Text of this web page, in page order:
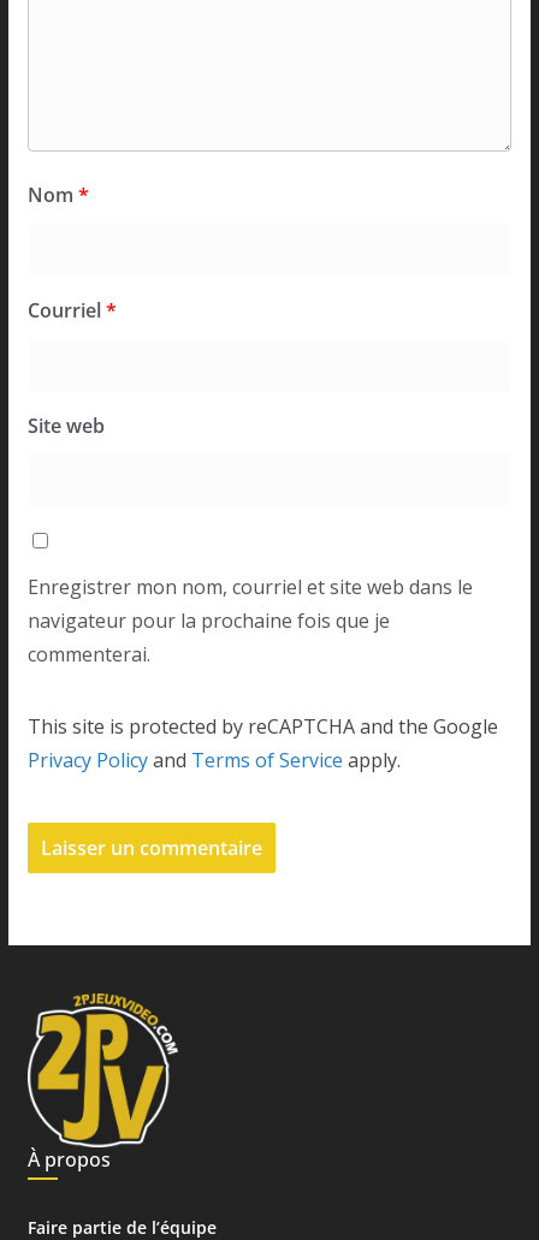
Nom *
Courriel*
Site web
Enregistrer mon nom, courriel et site web dans le
navigateur pour la prochaine fois que je
commenterai.
This site is protected by reCAPTCHA and the Google
Privacy Policyand Terms of Service apply.
À propos
Faire partie de l’équipe